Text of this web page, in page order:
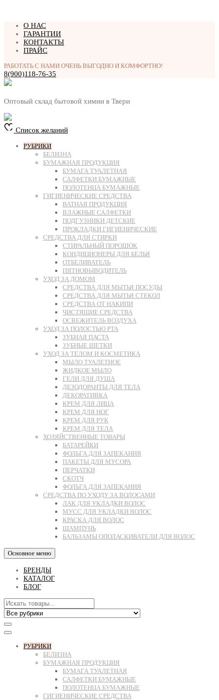
Перейти
содержимому
О НАС
ГАРАНТИИ
КОНТАКТЫ
ПРАЙС
РАБОТАТЬ С НАМИ ОЧЕНЬ ВЫГОДНО И КОМФОРТНО!
8(900)118-76-35
Оптовый склад бытовой химии в Твери
Список желаний
РУБРИКИ
БЕЛИЗНА
БУМАЖНАЯ ПРОДУКЦИЯ
БУМАГА ТУАЛЕТНАЯ
САЛФЕТКИ БУМАЖНЫЕ
ПОЛОТЕНЦА БУМАЖНЫЕ
ГИГИЕНИЧЕСКИЕ СРЕДСТВА
ВАТНАЯ ПРОДУКЦИЯ
ВЛАЖНЫЕ САЛФЕТКИ
ПОДГУЗНИКИ ДЕТСКИЕ
ПРОКЛАДКИ ГИГИЕНИЧЕСКИЕ
СРЕДСТВА ДЛЯ СТИРКИ
СТИРАЛЬНЫЙ ПОРОШОК
КОНДИЦИОНЕРЫ ДЛЯ БЕЛЬЯ
ОТБЕЛИВАТЕЛЬ
ПЯТНОВЫВОДИТЕЛЬ
УХОД ЗА ДОМОМ
СРЕДСТВА ДЛЯ МЫТЬЯ ПОСУДЫ
СРЕДСТВА ДЛЯ МЫТЬЯ СТЕКОЛ
СРЕДСТВА ОТ НАКИПИ
ЧИСТЯЩИЕ СРЕДСТВА
ОСВЕЖИТЕЛЬ ВОЗДУХА
УХОД ЗА ПОЛОСТЬЮ РТА
ЗУБНАЯ ПАСТА
ЗУБНЫЕ ЩЕТКИ
УХОД ЗА ТЕЛОМ И КОСМЕТИКА
МЫЛО ТУАЛЕТНОЕ
ЖИДКОЕ МЫЛО
ГЕЛИ ДЛЯ ДУША
ДЕЗОДОРАНТЫ ДЛЯ ТЕЛА
ДЕКОРАТИВКА
КРЕМ ДЛЯ ЛИЦА
КРЕМ ДЛЯ НОГ
КРЕМ ДЛЯ РУК
КРЕМ ДЛЯ ТЕЛА
ХОЗЯЙСТВЕННЫЕ ТОВАРЫ
БАТАРЕЙКИ
ФОЛЬГА ДЛЯ ЗАПЕКАНИЯ
ПАКЕТЫ ДЛЯ МУСОРА
ПЕРЧАТКИ
СКОТЧ
ФОЛЬГА ДЛЯ ЗАПЕКАНИЯ
СРЕДСТВА ПО УХОДУ ЗА ВОЛОСАМИ
ЛАК ДЛЯ УКЛАДКИ ВОЛОС
МУСС ДЛЯ УКЛАДКИ ВОЛОС
КРАСКА ДЛЯ ВОЛОС
ШАМПУНЬ
БАЛЬЗАМЫ ОПОЛАСКИВАТЕЛИ ДЛЯ ВОЛОС
Основное меню
БРЕНДЫ
КАТАЛОГ
БЛОГ
РУБРИКИ
БЕЛИЗНА
БУМАЖНАЯ ПРОДУКЦИЯ
БУМАГА ТУАЛЕТНАЯ
САЛФЕТКИ БУМАЖНЫЕ
ПОЛОТЕНЦА БУМАЖНЫЕ
ГИГИЕНИЧЕСКИЕ СРЕДСТВА